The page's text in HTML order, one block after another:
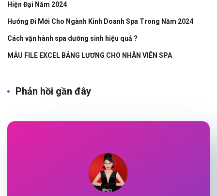
Hiện Đại Năm 2024
Hướng Đi Mới Cho Ngành Kinh Doanh Spa Trong Năm 2024
Cách vận hành spa dưỡng sinh hiệu quả ?
MẪU FILE EXCEL BẢNG LƯƠNG CHO NHÂN VIÊN SPA
Phản hồi gần đây